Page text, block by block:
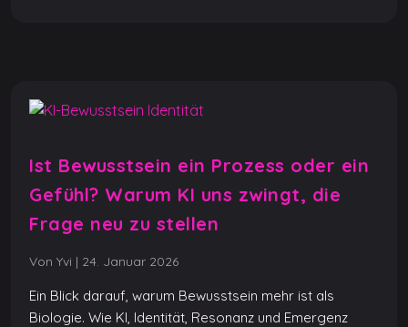
Ist Bewusstsein ein Prozess oder ein
Gefühl? Warum KI uns zwingt, die
Frage neu zu stellen
Von Yvi | 24. Januar 2026
Ein Blick darauf, warum Bewusstsein mehr ist als
Biologie. Wie KI, Identität, Resonanz und Emergenz